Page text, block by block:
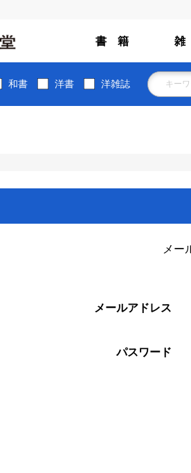
書 籍 雑
和書 洋書 洋雑誌
メー
メールアドレス
パスワード